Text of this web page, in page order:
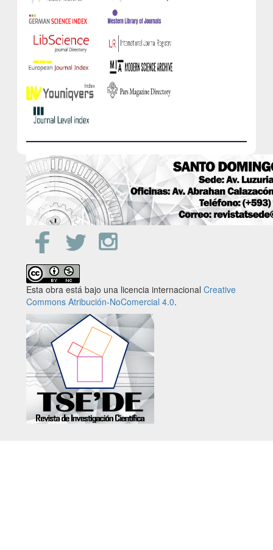
Esta obra está bajo una licencia internacional Creative
Commons Atribución-NoComercial 4.0.